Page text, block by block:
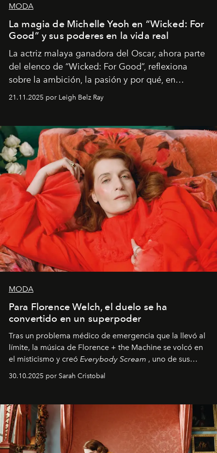
MODA
La magia de Michelle Yeoh en “Wicked: For
Good” y sus poderes en la vida real
La actriz malaya ganadora del Oscar, ahora parte
del elenco de “Wicked: For Good”, reflexiona
sobre la ambición, la pasión y por qué, en
ocasiones, la introspección puede esperar. “Es
importa si no lo entienden’”, confiesa.
21.11.2025 por Leigh Belz Ray
MODA
Para Florence Welch, el duelo se ha
convertido en un superpoder
Tras un problema médico de emergencia que la llevó al
límite, la música de Florence + the Machine se volcó en
el misticismo y creó Everybody Scream , uno de sus
30.10.2025 por Sarah Cristobal